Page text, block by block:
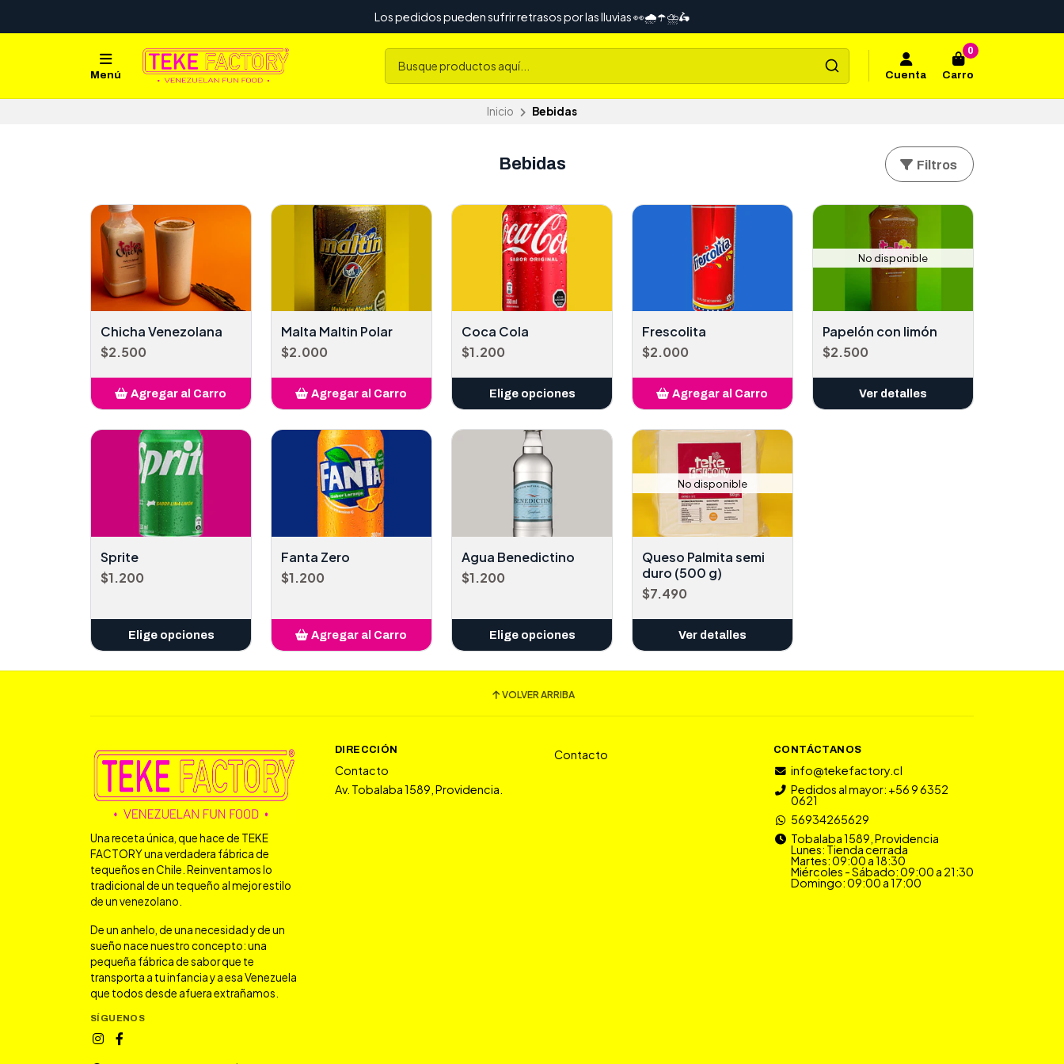
Los pedidos pueden sufrir retrasos por las lluvias 👀🌧️☂️⛈️🛵
Menú Cuenta
0
Carro
Inicio Bebidas
Bebidas Filtros
Chicha Venezolana
$2.500
Agregar al Carro
Malta Maltin Polar
$2.000
Agregar al Carro
Coca Cola
$1.200
Elige opciones
Frescolita
$2.000
Agregar al Carro
No disponible
Papelón con limón
$2.500
Ver detalles
Sprite
$1.200
Elige opciones
Fanta Zero
$1.200
Agregar al Carro
Agua Benedictino
$1.200
Elige opciones
No disponible
Queso Palmita semi
duro (500 g)
$7.490
Ver detalles
VOLVER ARRIBA
Una receta única, que hace de TEKE
FACTORY una verdadera fábrica de
tequeños en Chile. Reinventamos lo
tradicional de un tequeño al mejor estilo
de un venezolano.
De un anhelo, de una necesidad y de un
sueño nace nuestro concepto: una
pequeña fábrica de sabor que te
transporta a tu infancia y a esa Venezuela
que todos desde afuera extrañamos.
SÍGUENOS
DIRECCIÓN
Contacto
Av. Tobalaba 1589, Providencia.
Contacto CONTÁCTANOS
info@tekefactory.cl
Pedidos al mayor: +56 9 6352
0621
56934265629
Tobalaba 1589, Providencia
Lunes: Tienda cerrada
Martes: 09:00 a 18:30
Miércoles - Sábado: 09:00 a 21:30
Domingo: 09:00 a 17:00